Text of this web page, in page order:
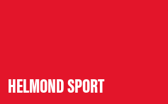
HELMOND SPORT